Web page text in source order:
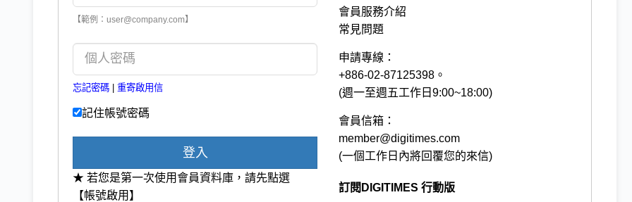
【範例：user@company.com】
忘記密碼 重寄啟用信
記住帳號密碼
登入
★ 若您是第一次使用會員資料庫，請先點選
【帳號啟用】
會員服務介紹
常見問題
申請專線：
+886-02-87125398。
(週一至週五工作日9:00~18:00)
會員信箱：
member@digitimes.com
(一個工作日內將回覆您的來信)
訂閱DIGITIMES 行動版